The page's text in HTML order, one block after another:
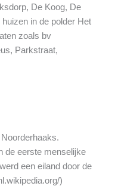
De Koog, De
in de polder Het
zoals bv
Parkstraat,
de eerste menselijke
een eiland door de
)